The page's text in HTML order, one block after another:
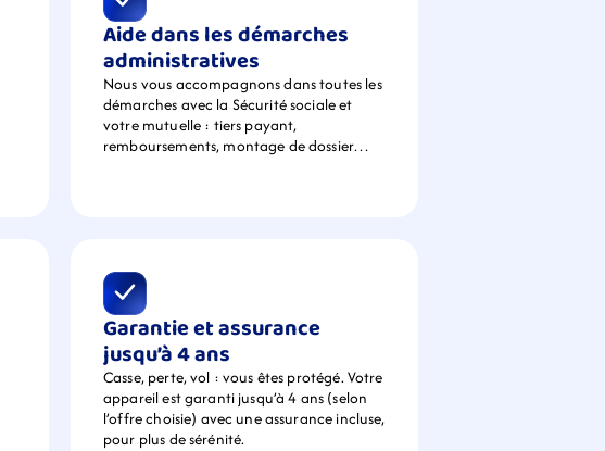
Aide dans les démarches
administratives
Nous vous accompagnons dans toutes les
démarches avec la Sécurité sociale et
votre mutuelle : tiers payant,
remboursements, montage de dossier…
Garantie et assurance
jusqu’à 4 ans
Casse, perte, vol : vous êtes protégé. Votre
appareil est garanti jusqu’à 4 ans (selon
l’offre choisie) avec une assurance incluse,
pour plus de sérénité.